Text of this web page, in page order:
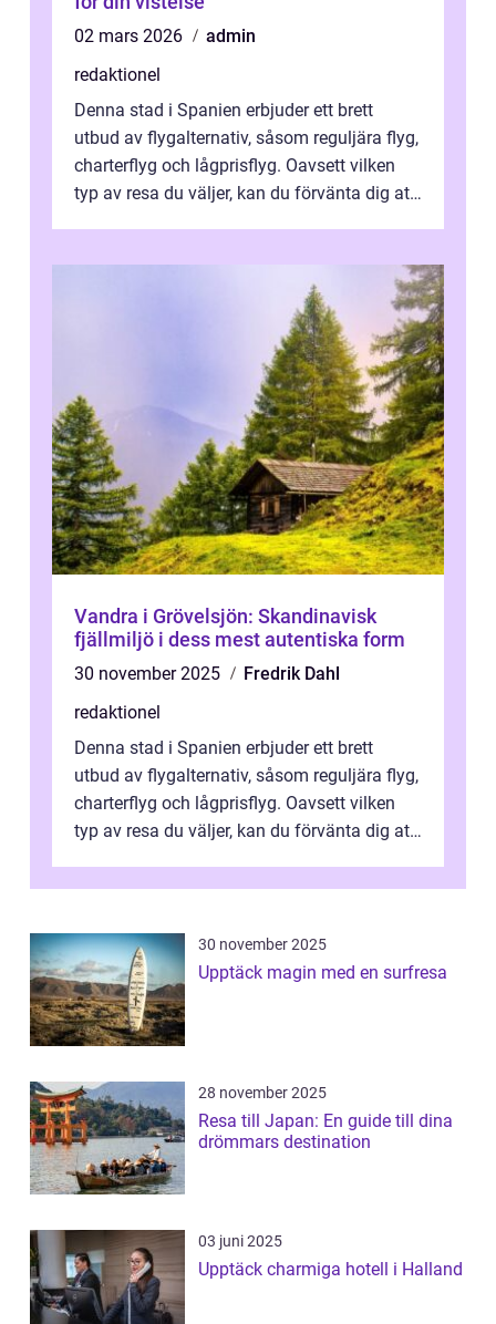
02 mars 2026
admin
redaktionel
Denna stad i Spanien erbjuder ett brett
utbud av flygalternativ, såsom reguljära flyg,
charterflyg och lågprisflyg. Oavsett vilken
typ av resa du väljer, kan du förvänta dig att
Vandra i Grövelsjön: Skandinavisk
fjällmiljö i dess mest autentiska form
30 november 2025
Fredrik Dahl
redaktionel
Denna stad i Spanien erbjuder ett brett
utbud av flygalternativ, såsom reguljära flyg,
charterflyg och lågprisflyg. Oavsett vilken
typ av resa du väljer, kan du förvänta dig att
30 november 2025
Upptäck magin med en surfresa
28 november 2025
Resa till Japan: En guide till dina
drömmars destination
03 juni 2025
Upptäck charmiga hotell i Halland